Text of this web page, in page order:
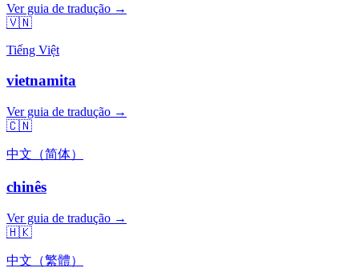
Ver guia de tradução →
🇻🇳
Tiếng Việt
vietnamita
Ver guia de tradução →
🇨🇳
中文（简体）
chinês
Ver guia de tradução →
🇭🇰
中文（繁體）